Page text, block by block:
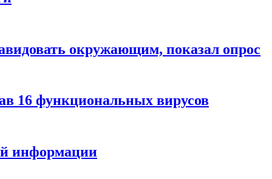
окружающим, показал опрос
16 функциональных вирусов
информации